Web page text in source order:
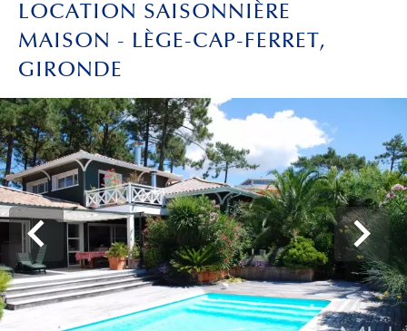
LOCATION SAISONNIÈRE
MAISON - LÈGE-CAP-FERRET,
GIRONDE